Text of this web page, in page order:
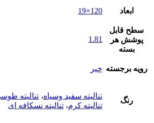
ابعاد 120×19
سطح قابل
پوشش هر
بسته
1.81
رویه برجسته خیر
رنگ
تنالیته سفید وسیاه، تنالیته
تنالیته کرم، تنالیته نسکافه ای